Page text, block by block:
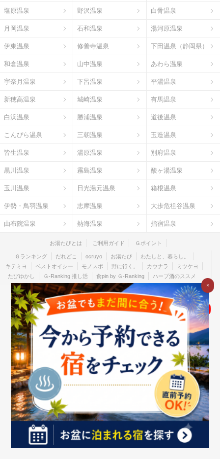
塩原温泉 野沢温泉 白骨温泉
月岡温泉 石和温泉 湯河原温泉
伊東温泉 修善寺温泉 下田温泉（静岡県）
和倉温泉 山中温泉 あわら温泉
宇奈月温泉 下呂温泉 平湯温泉
新穂高温泉 城崎温泉 有馬温泉
白浜温泉 勝浦温泉 道後温泉
こんぴら温泉 三朝温泉 玉造温泉
皆生温泉 湯原温泉 別府温泉
黒川温泉 霧島温泉 酸ヶ湯温泉
玉川温泉 日光湯元温泉 箱根温泉
伊勢・鳥羽温泉 志摩温泉 大歩危祖谷温泉
由布院温泉 熱海温泉 指宿温泉
お湯たびとは ご利用ガイド Ｇポイント
Ｇランキング だれどこ ocruyo お湯たび
わたしと、暮らし。
キテミヨ
ベストオイシー モノスポ 野に行く。 カウナラ
ミツケヨ
たびゆかし
Ｇ-Ranking 推し活 食pin by Ｇ-Ranking ハーブ酒のススメ
個人のお客さま
法人のお客さま
企業情報
ご利用中の方
×